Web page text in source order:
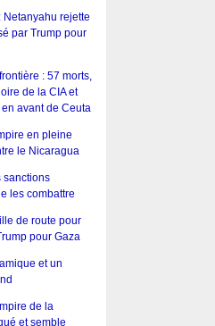
Netanyahu rejette
par Trump pour
: 57 morts,
de la CIA et
avant de Ceuta
en pleine
le Nicaragua
sanctions
les combattre
de route pour
pour Gaza
et un
de la
et semble